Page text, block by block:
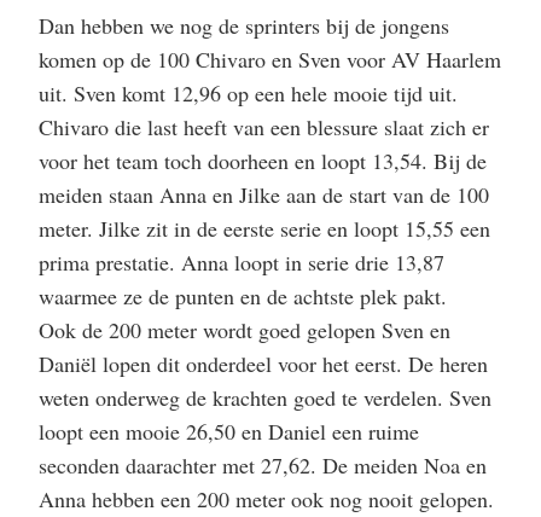
Dan hebben we nog de sprinters bij de jongens
komen op de 100 Chivaro en Sven voor AV Haarlem
uit. Sven komt 12,96 op een hele mooie tijd uit.
Chivaro die last heeft van een blessure slaat zich er
voor het team toch doorheen en loopt 13,54. Bij de
meiden staan Anna en Jilke aan de start van de 100
meter. Jilke zit in de eerste serie en loopt 15,55 een
prima prestatie. Anna loopt in serie drie 13,87
waarmee ze de punten en de achtste plek pakt.
Ook de 200 meter wordt goed gelopen Sven en
Daniël lopen dit onderdeel voor het eerst. De heren
weten onderweg de krachten goed te verdelen. Sven
loopt een mooie 26,50 en Daniel een ruime
seconden daarachter met 27,62. De meiden Noa en
Anna hebben een 200 meter ook nog nooit gelopen.